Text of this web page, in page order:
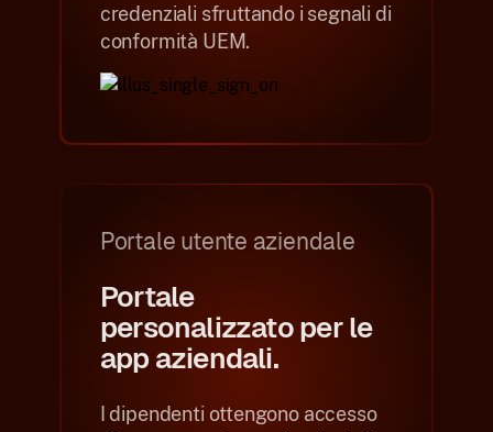
credenziali sfruttando i segnali di
conformità UEM.
Portale utente aziendale
Portale
personalizzato per le
app aziendali.
I dipendenti ottengono accesso